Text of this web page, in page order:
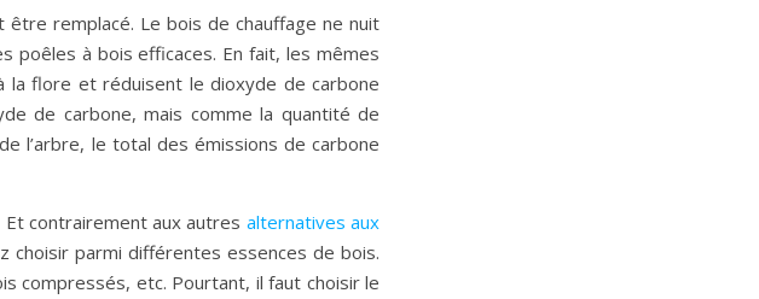
remplacé. Le bois de chauffage ne nuit
poêles à bois efficaces. En fait, les mêmes
la flore et réduisent le dioxyde de carbone
de carbone, mais comme la quantité de
l’arbre, le total des émissions de carbone
contrairement aux autres alternatives aux
choisir parmi différentes essences de bois.
compressés, etc. Pourtant, il faut choisir le